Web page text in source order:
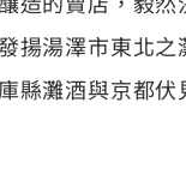
揚湯澤市東北之
縣灘酒與京都伏